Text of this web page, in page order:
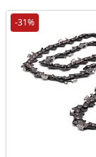
-31%